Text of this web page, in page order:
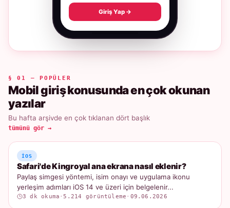
Giriş Yap →
§ 01 — POPÜLER
Mobil giriş konusunda en çok okunan
yazılar
Bu hafta arşivde en çok tıklanan dört başlık
tümünü gör →
IOS
Safari'de Kingroyal ana ekrana nasıl eklenir?
Paylaş simgesi yöntemi, isim onayı ve uygulama ikonu
yerleşim adımları iOS 14 ve üzeri için belgelenir...
3 dk okuma ·5.214 görüntüleme · 09.06.2026